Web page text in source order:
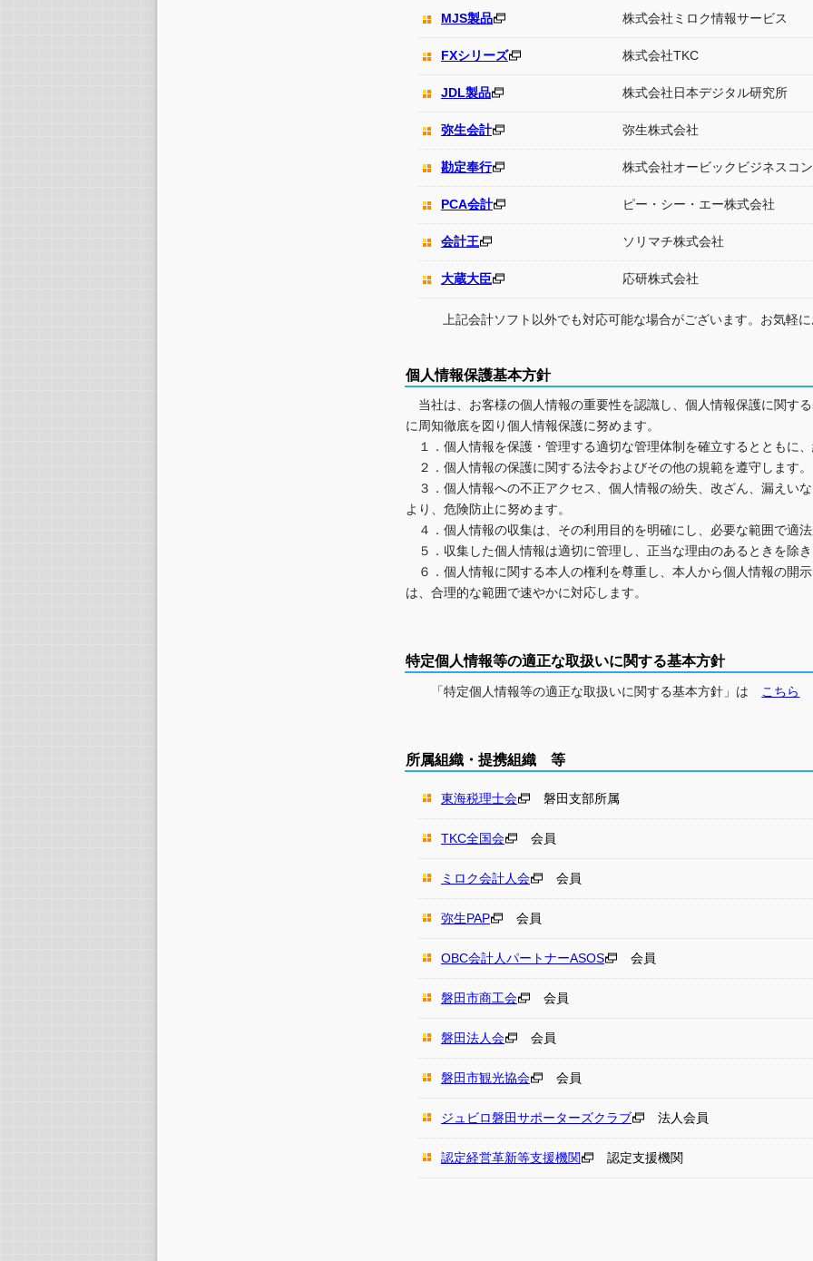
MJS製品 株式会社ミロク情報サービス
FXシリーズ 株式会社TKC
JDL製品 株式会社日本デジタル研究所
弥生会計 弥生株式会社
勘定奉行 株式会社オービックビジネスコ
PCA会計 ピー・シー・エー株式会社
会計王 ソリマチ株式会社
大蔵大臣 応研株式会社
上記会計ソフト以外でも対応可能な場合がございます。お気軽に
個人情報保護基本方針
当社は、お客様の個人情報の重要性を認識し、個人情報保護に関す
に周知徹底を図り個人情報保護に努めます。
１．個人情報を保護・管理する適切な管理体制を確立するとともに、
２．個人情報の保護に関する法令およびその他の規範を遵守します。
３．個人情報への不正アクセス、個人情報の紛失、改ざん、漏えい
より、危険防止に努めます。
４．個人情報の収集は、その利用目的を明確にし、必要な範囲で適法
５．収集した個人情報は適切に管理し、正当な理由のあるときを除き
６．個人情報に関する本人の権利を尊重し、本人から個人情報の開
は、合理的な範囲で速やかに対応します。
特定個人情報等の適正な取扱いに関する基本方針
「特定個人情報等の適正な取扱いに関する基本方針」は こちら
所属組織・提携組織 等
東海税理士会 磐田支部所属
TKC全国会 会員
ミロク会計人会 会員
弥生PAP 会員
OBC会計人パートナーASOS 会員
磐田市商工会 会員
磐田法人会 会員
磐田市観光協会 会員
ジュビロ磐田サポーターズクラブ 法人会員
認定経営革新等支援機関 認定支援機関